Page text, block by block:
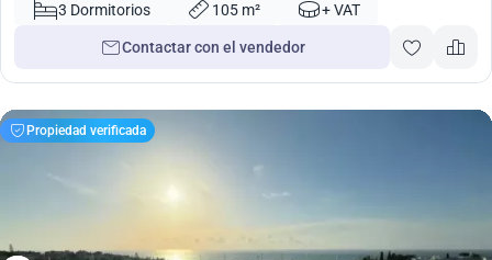
3 Dormitorios
105 m² + VAT
Contactar con el vendedor
Propiedad verificada